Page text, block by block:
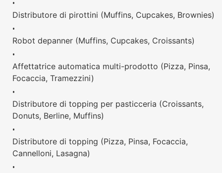
•
Distributore di pirottini (Muffins, Cupcakes, Brownies)
•
Robot depanner (Muffins, Cupcakes, Croissants)
•
Affettatrice automatica multi-prodotto (Pizza, Pinsa,
Focaccia, Tramezzini)
•
Distributore di topping per pasticceria (Croissants,
Donuts, Berline, Muffins)
•
Distributore di topping (Pizza, Pinsa, Focaccia,
Cannelloni, Lasagna)
•